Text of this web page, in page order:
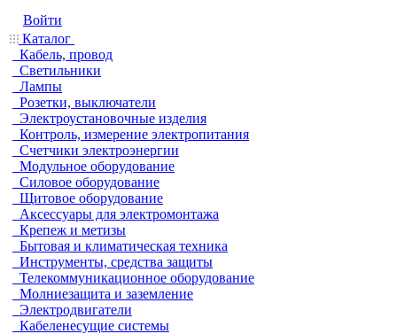
Войти
Каталог
Кабель, провод
Светильники
Лампы
Розетки, выключатели
Электроустановочные изделия
Контроль, измерение электропитания
Счетчики электроэнергии
Модульное оборудование
Силовое оборудование
Щитовое оборудование
Аксессуары для электромонтажа
Крепеж и метизы
Бытовая и климатическая техника
Инструменты, средства защиты
Телекоммуникационное оборудование
Молниезащита и заземление
Электродвигатели
Кабеленесущие системы